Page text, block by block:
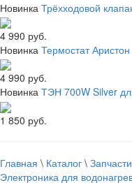
Новинка Трёхходовой
4 990 руб.
Новинка Термостат
4 990 руб.
Новинка ТЭН 700W Silver
1 850 руб.
Главная \ Каталог \
Электроника для